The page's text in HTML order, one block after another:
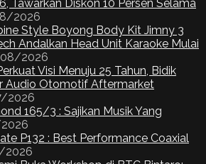
Tawarkan Diskon 10 Persen Selama
2026
Style Boyong Body Kit Jimny 3
Andalkan Head Unit Karaoke Mulai
2026
Visi Menuju 25 Tahun, Bidik
Audio Otomotif Aftermarket
2026
165/3 : Sajikan Musik Yang
P132 : Best Performance Coaxial
2026